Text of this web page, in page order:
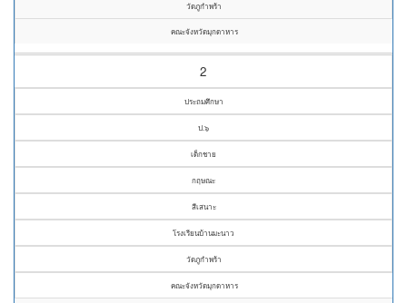
วัดภูกำพร้า
คณะจังหวัดมุกดาหาร
2
ประถมศึกษา
ป.๖
เด็กชาย
กฤษณะ
สีเสนาะ
โรงเรียนบ้านมะนาว
วัดภูกำพร้า
คณะจังหวัดมุกดาหาร